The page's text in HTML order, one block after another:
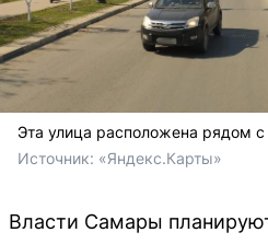
Эта улица расположена рядом
Источник: «Яндекс.Карты»
Власти Самары